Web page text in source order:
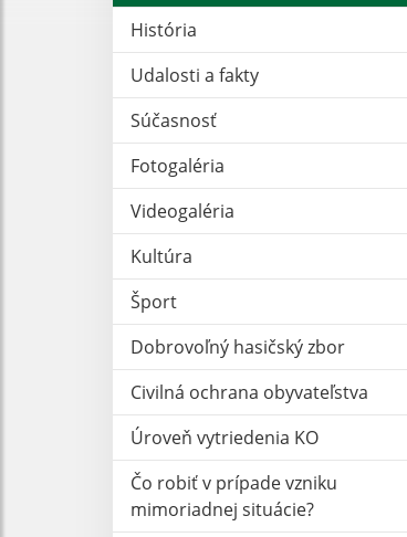
História
Udalosti a fakty
Súčasnosť
Fotogaléria
Videogaléria
Kultúra
Šport
Dobrovoľný hasičský zbor
Civilná ochrana obyvateľstva
Úroveň vytriedenia KO
Čo robiť v prípade vzniku
mimoriadnej situácie?